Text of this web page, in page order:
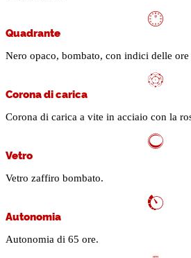
Quadrante
Nero opaco, bombato, con indici delle
Corona di carica
Corona di carica a vite in acciaio con la
Vetro
Vetro zaffiro bombato.
Autonomia
Autonomia di 65 ore.